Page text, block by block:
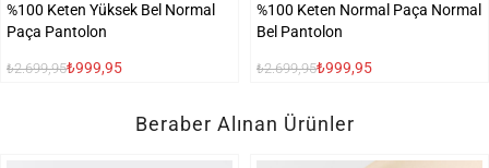
%100 Keten Yüksek Bel Normal
Paça Pantolon
₺2.699,95₺999,95
%100 Keten Normal Paça Normal
Bel Pantolon
₺2.699,95₺999,95
Beraber Alınan Ürünler